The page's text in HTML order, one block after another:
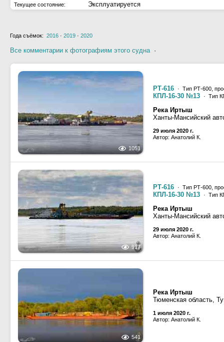
Текущее состояние: Эксплуатируется
Года съёмок: 2016 · 2019 · 2020
Все комментарии к фотографиям этого судна·
1051
РТ-616 · Тип РТ-600,
КПЛ-16-30 №13 · Тип
Река Иртыш
Ханты-Мансийский
29 июля 2020 г.
Автор: Анатолий К.
917
РТ-616 · Тип РТ-600,
КПЛ-16-30 №13 · Тип
Река Иртыш
Ханты-Мансийский
29 июля 2020 г.
Автор: Анатолий К.
541
Река Иртыш
Тюменская область,
1 июля 2020 г.
Автор: Анатолий К.